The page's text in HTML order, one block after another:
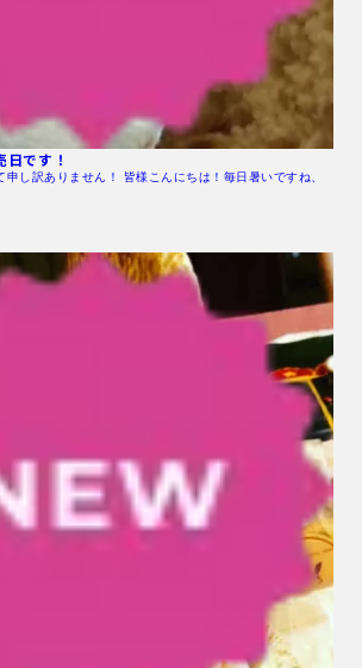
です！
申し訳ありません！ 皆様こんにちは！毎日暑いですね、